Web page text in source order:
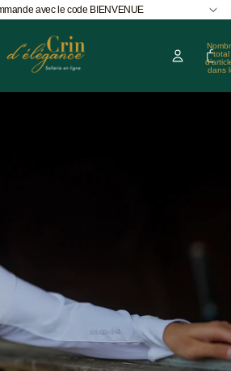
avec le code BIENVENUE
total
dans